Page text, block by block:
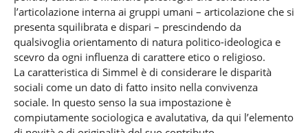
l’articolazione interna ai gruppi umani – articolazione che si
presenta squilibrata e dispari – prescindendo da
qualsivoglia orientamento di natura politico-ideologica e
scevro da ogni influenza di carattere etico o religioso.
La caratteristica di Simmel è di considerare le disparità
sociali come un dato di fatto insito nella convivenza
sociale. In questo senso la sua impostazione è
compiutamente sociologica e avalutativa, da qui l’elemento